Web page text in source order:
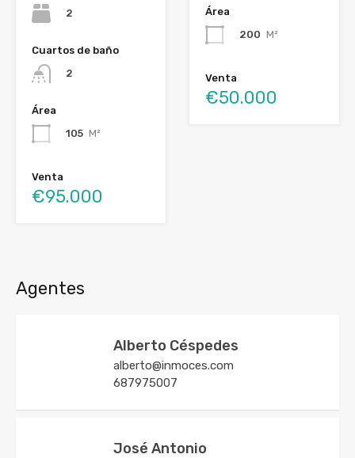
2
Cuartos de baño
2
Área
105 M²
Venta
€95.000
Área
200 M²
Venta
€50.000
Agentes
Alberto Céspedes
alberto@inmoces.com
687975007
José Antonio